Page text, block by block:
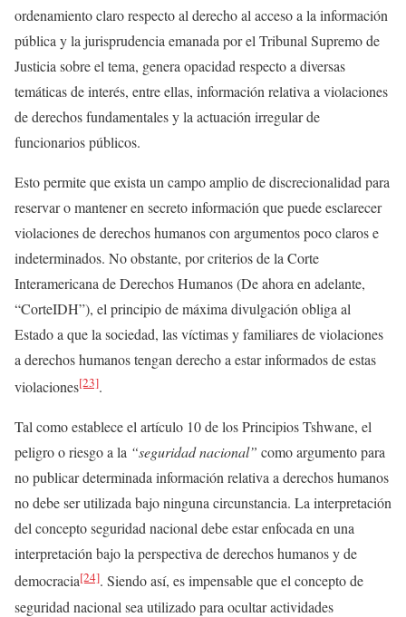
ordenamiento claro respecto al derecho al acceso a la información
pública y la jurisprudencia emanada por el Tribunal Supremo de
Justicia sobre el tema, genera opacidad respecto a diversas
temáticas de interés, entre ellas, información relativa a violaciones
de derechos fundamentales y la actuación irregular de
funcionarios públicos.
Esto permite que exista un campo amplio de discrecionalidad para
reservar o mantener en secreto información que puede esclarecer
violaciones de derechos humanos con argumentos poco claros e
indeterminados. No obstante, por criterios de la Corte
Interamericana de Derechos Humanos (De ahora en adelante,
“CorteIDH”), el principio de máxima divulgación obliga al
Estado a que la sociedad, las víctimas y familiares de violaciones
a derechos humanos tengan derecho a estar informados de estas
violaciones[23].
Tal como establece el artículo 10 de los Principios Tshwane, el
peligro o riesgo a la “seguridad nacional” como argumento para
no publicar determinada información relativa a derechos humanos
no debe ser utilizada bajo ninguna circunstancia. La interpretación
del concepto seguridad nacional debe estar enfocada en una
interpretación bajo la perspectiva de derechos humanos y de
democracia[24]. Siendo así, es impensable que el concepto de
seguridad nacional sea utilizado para ocultar actividades